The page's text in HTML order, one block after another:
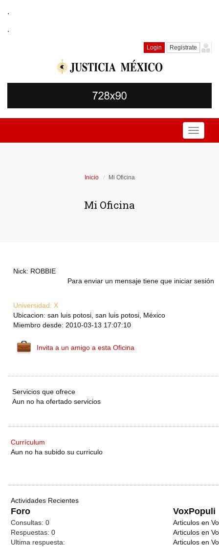
.
.
Login Registrate
Toggle
Inicio Mi Oficina
Mi Oficina
Nick: ROBBIE
Para enviar un mensaje tiene que iniciar sesión
Universidad: X
Ubicacion: san luis potosi, san luis potosi, México
Miembro desde: 2010-03-13 17:07:10
Invita a un amigo a esta Oficina
Servicios que ofrece
Aun no ha ofertado servicios
Currículum
Aun no ha subido su curriculo
Actividades Recientes
Foro VoxPopuli
Consultas: 0
Respuestas: 0
Ultima respuesta:
Articulos en
Articulos en
Articulos en